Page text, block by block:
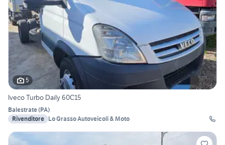
5
Iveco Turbo Daily 60C15
Balestrate(PA)
Rivenditore Lo Grasso Autoveicoli & Moto